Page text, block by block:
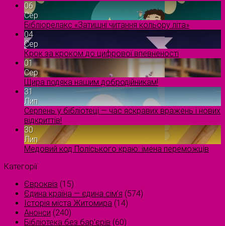
06
Сер
Бібліорелакс «Затишні читання кольору літа»
04
Сер
Крок за кроком до цифрової впевненості
01
Сер
Щира подяка нашим добродійникам!
31
Лип
Серпень у бібліотеці — час яскравих вражень і нових
відкриттів!
30
Лип
Медовий код Поліського краю: імена переможців
Категорії
Євроквіз (15)
Єдина країна — єдина сім’я (574)
Історія міста Житомира (14)
Анонси (240)
Бібліотека без бар'єрів (60)